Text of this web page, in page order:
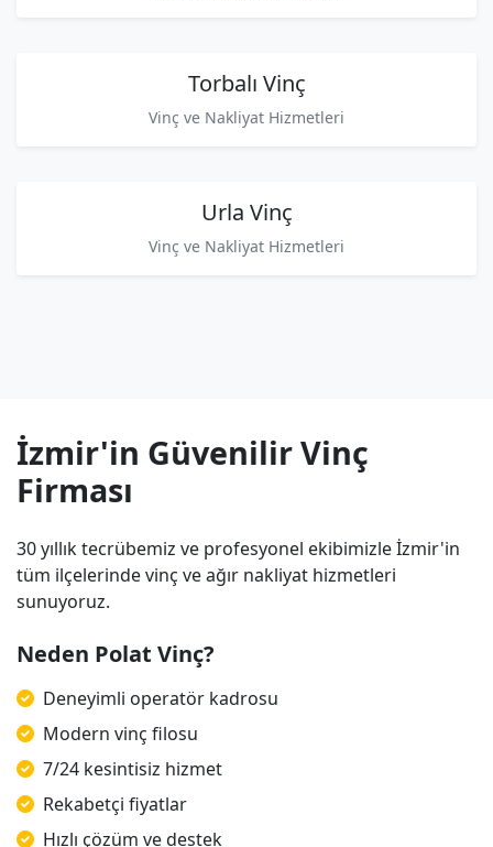
Torbalı Vinç
Vinç ve Nakliyat Hizmetleri
Urla Vinç
Vinç ve Nakliyat Hizmetleri
İzmir'in Güvenilir Vinç
Firması
30 yıllık tecrübemiz ve profesyonel ekibimizle İzmir'in
tüm ilçelerinde vinç ve ağır nakliyat hizmetleri
sunuyoruz.
Neden Polat Vinç?
Deneyimli operatör kadrosu
Modern vinç filosu
7/24 kesintisiz hizmet
Rekabetçi fiyatlar
Hızlı çözüm ve destek